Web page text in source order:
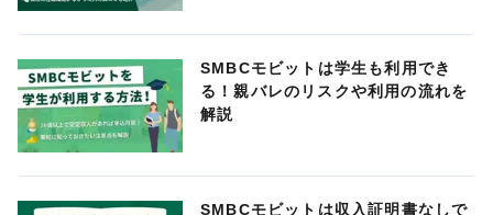
SMBCモビットは学生も利用でき
る！親バレのリスクや利用の流れを
解説
SMBCモビットは収入証明書なしで